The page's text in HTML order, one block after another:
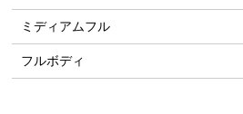
ミディアムフル
フルボディ